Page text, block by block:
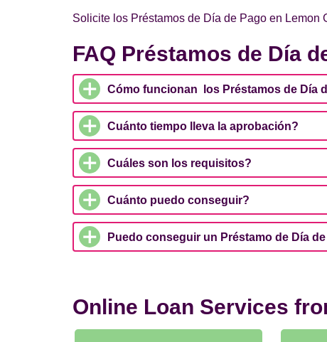
Solicite los Préstamos de Día de Pago en Lemon
FAQ Préstamos de Día
Cómo funcionan los Préstamos de Día
Cuánto tiempo lleva la aprobación?
Cuáles son los requisitos?
Cuánto puedo conseguir?
Puedo conseguir un Préstamo de Día
Online Loan Services